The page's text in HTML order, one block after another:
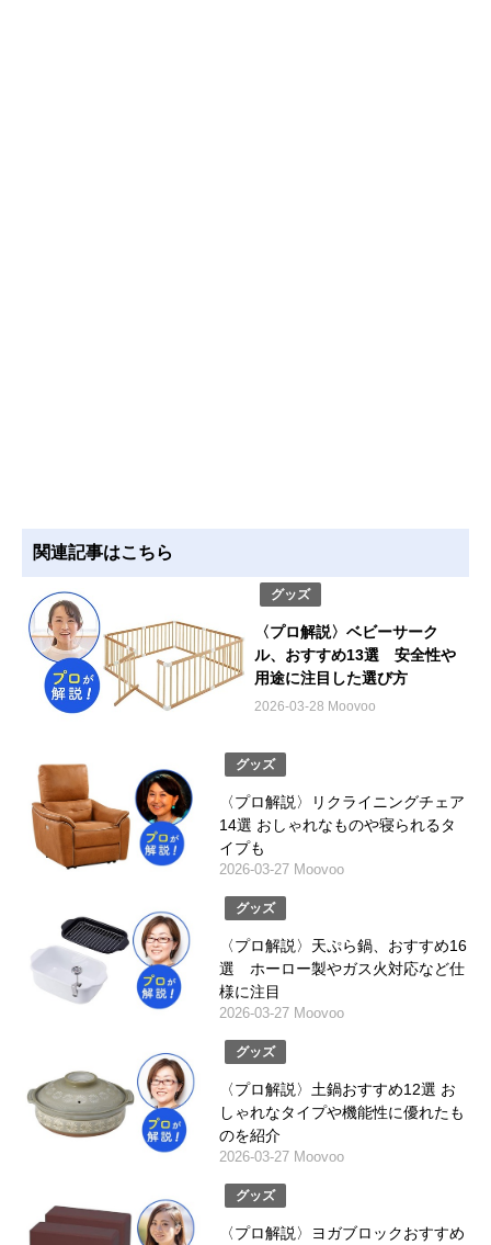
関連記事はこちら
グッズ
〈プロ解説〉ベビーサーク
ル、おすすめ13選 安全性や
用途に注目した選び方
2026-03-28 Moovoo
グッズ
〈プロ解説〉リクライニングチェア
14選 おしゃれなものや寝られるタ
イプも
2026-03-27 Moovoo
グッズ
〈プロ解説〉天ぷら鍋、おすすめ16
選 ホーロー製やガス火対応など仕
様に注目
2026-03-27 Moovoo
グッズ
〈プロ解説〉土鍋おすすめ12選 お
しゃれなタイプや機能性に優れたも
のを紹介
2026-03-27 Moovoo
グッズ
〈プロ解説〉ヨガブロックおすすめ